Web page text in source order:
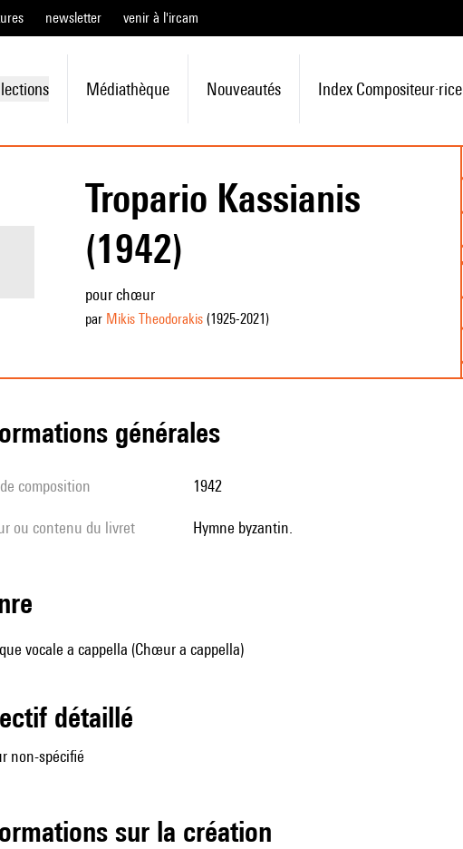
newsletter venir à l'ircam
Médiathèque Nouveautés Index Compositeur·rice
Tropario Kassianis
(1942)
pour chœur
par Mikis Theodorakis(1925-2021)
générales
de composition 1942
ou contenu du livret Hymne byzantin.
vocale a cappella (Chœur a cappella)
détaillé
non-spécifié
sur la création